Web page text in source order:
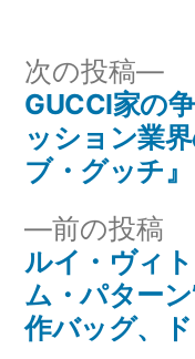
投
稿
ナ
ビ
ゲ
前の投稿
の
投
ルイ・ヴィ
ム・パター
作バッグ、
次の投稿
次
の
投
稿:
GUCCI家の
ッション業
ブ・グッチ』